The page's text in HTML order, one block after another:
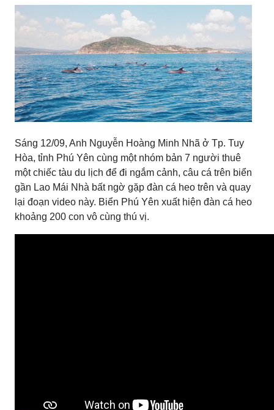
Sáng 12/09, Anh Nguyễn Hoàng Minh Nhã ở Tp. Tuy
Hòa, tỉnh Phú Yên cùng một nhóm bản 7 người thuê
một chiếc tàu du lịch để đi ngắm cảnh, câu cá trên biển
gần Lao Mái Nhà bất ngờ gặp đàn cá heo trên và quay
lại đoạn video này. Biển Phú Yên xuất hiện đàn cá heo
khoảng 200 con vô cùng thú vị.